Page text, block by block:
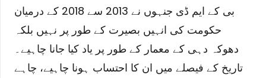
بی کے ایم ڈی جنہوں نے 2013 سے 2018 کے درمیان
حکومت کی انہیں بصیرت کے طور پر نہیں بلکہ
دھوکہ دہی کے معمار کے طور پر یاد کیا جانا چاہیے۔
تاریخ کے فیصلے میں ان کا احتساب ہونا چاہیے، چاہے